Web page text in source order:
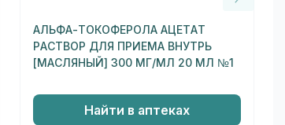
АЛЬФА-ТОКОФЕРОЛА АЦЕТАТ
РАСТВОР ДЛЯ ПРИЕМА ВНУТРЬ
[МАСЛЯНЫЙ] 300 МГ/МЛ 20 МЛ №1
Найти в аптеках